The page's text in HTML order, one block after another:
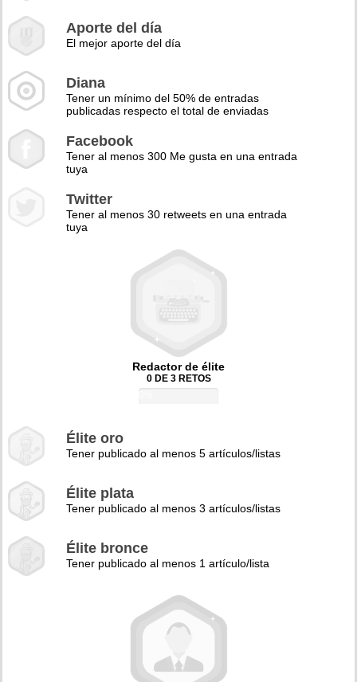
Aporte del día
El mejor aporte del día
Diana
Tener un mínimo del 50% de entradas
publicadas respecto el total de enviadas
Facebook
Tener al menos 300 Me gusta en una entrada
tuya
Twitter
Tener al menos 30 retweets en una entrada
tuya
Redactor de élite
0 DE 3 RETOS
Élite oro
Tener publicado al menos 5 artículos/listas
Élite plata
Tener publicado al menos 3 artículos/listas
Élite bronce
Tener publicado al menos 1 artículo/lista